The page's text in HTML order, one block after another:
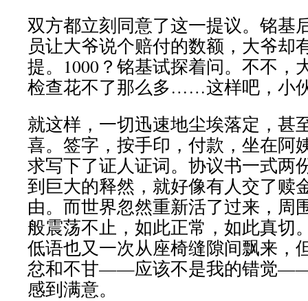
双方都立刻同意了这一提议。铭基
员让大爷说个赔付的数额，大爷却
提。1000？铭基试探着问。不不，
检查花不了那么多……这样吧，小
就这样，一切迅速地尘埃落定，甚
喜。签字，按手印，付款，坐在阿
求写下了证人证词。协议书一式两
到巨大的释然，就好像有人交了赎
由。而世界忽然重新活了过来，周
般震荡不止，如此正常，如此真切
低语也又一次从座椅缝隙间飘来，
忿和不甘——应该不是我的错觉
感到满意。